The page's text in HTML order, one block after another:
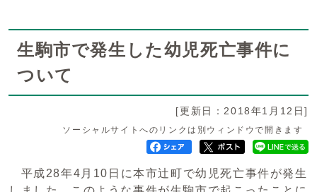
生駒市で発生した幼児死亡事件に
ついて
[更新日：2018年1月12日]
ソーシャルサイトへのリンクは別ウィンドウで開きます
平成28年4月10日に本市辻町で幼児死亡事件が発生